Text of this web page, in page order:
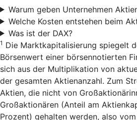
Warum geben Unternehmen
Welche Kosten entstehen beim
Was ist der DAX?
1 Die Marktkapitalisierung spiegelt
Börsenwert einer börsennotierten
sich aus der Multiplikation von
der gesamten Aktienanzahl. Zum
Aktien, die nicht von
Großaktionären (Anteil am
Prozent) gehalten werden, also